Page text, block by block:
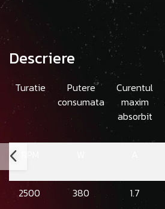
Descriere
Turatie
Putere
consumata
Curentul
maxim
absorbit
2500 380 1.7